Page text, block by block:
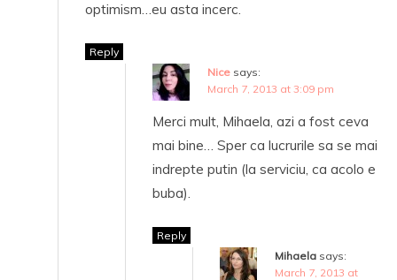
optimism…eu asta incerc.
Reply
Nice says:
March 7, 2013 at 3:09 pm
Merci mult, Mihaela, azi a fost ceva
mai bine… Sper ca lucrurile sa se mai
indrepte putin (la serviciu, ca acolo e
buba).
Reply
Mihaela says:
March 7, 2013 at